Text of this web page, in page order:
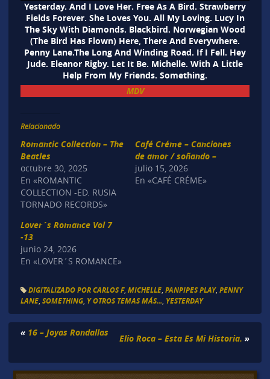
Yesterday. And I Love Her. Free As A Bird. Strawberry
Fields Forever. She Loves You. All My Loving. Lucy In
The Sky With Diamonds. Blackbird. Norwegian Wood
(The Bird Has Flown) Here, There And Everywhere.
Penny Lane.The Long And Winding Road. If I Fell. Hey
Jude. Eleanor Rigby. Let It Be. Michelle. With A Little
Help From My Friends. Something.
MDV
Relacionado
Romantic Collection – The
Beatles
octubre 30, 2025
En «ROMANTIC
COLLECTION -ED. RUSIA
TORNADO RECORDS»
Café Créme – Canciones
de amor / soñando –
julio 15, 2026
En «CAFÉ CRÉME»
Lover´s Romance Vol 7
-13
junio 24, 2026
En «LOVER´S ROMANCE»
DIGITALIZADO POR CARLOS F, MICHELLE, PANPIPES PLAY, PENNY
LANE, SOMETHING, Y OTROS TEMAS MÁS... YESTERDAY
« 16 – Joyas Rondallas
Elio Roca – Esta Es Mi Historia. »